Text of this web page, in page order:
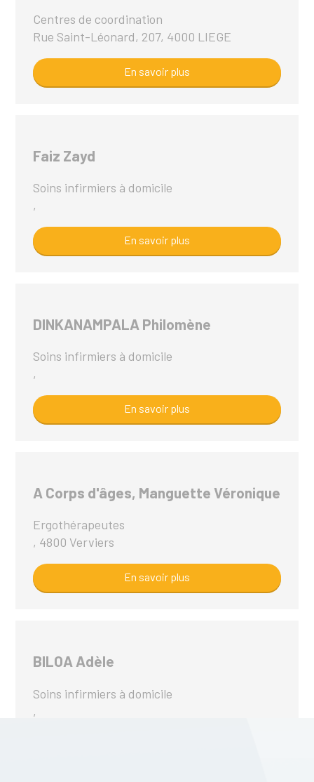
Centres de coordination
Rue Saint-Léonard, 207, 4000 LIEGE
En savoir plus
Faiz Zayd
Soins infirmiers à domicile
,
En savoir plus
DINKANAMPALA Philomène
Soins infirmiers à domicile
,
En savoir plus
A Corps d'âges, Manguette Véronique
Ergothérapeutes
, 4800 Verviers
En savoir plus
BILOA Adèle
Soins infirmiers à domicile
,